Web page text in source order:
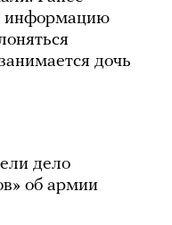
информацию
дочь
дело
об армии